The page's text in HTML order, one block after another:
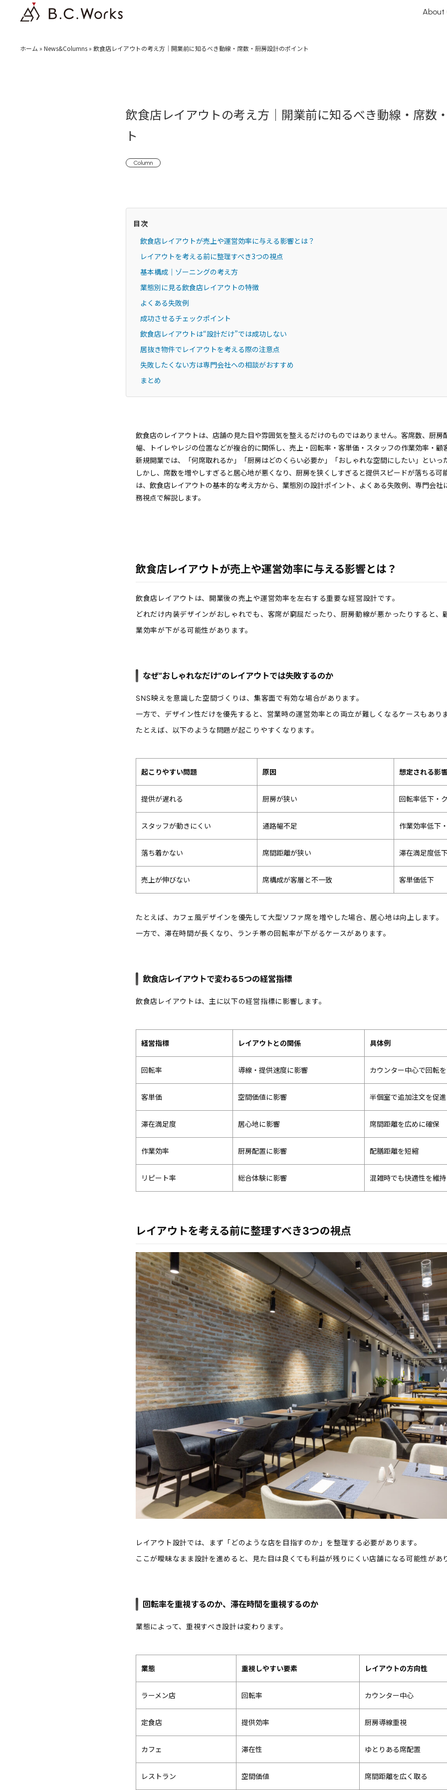
About
ホーム » News&Columns » 飲食店レイアウトの考え方｜開業前に知るべき動線・席数・厨房設計のポイント
飲食店レイアウトの考え方｜開業前に知るべき動線・席数
ト
Column
目次
飲食店レイアウトが売上や運営効率に与える影響とは？
レイアウトを考える前に整理すべき3つの視点
基本構成｜ゾーニングの考え方
業態別に見る飲食店レイアウトの特徴
よくある失敗例
成功させるチェックポイント
飲食店レイアウトは“設計だけ”では成功しない
居抜き物件でレイアウトを考える際の注意点
失敗したくない方は専門会社への相談がおすすめ
まとめ
飲食店のレイアウトは、店舗の見た目や雰囲気を整えるだけのものではありません。客席数、厨房
幅、トイレやレジの位置などが複合的に関係し、売上・回転率・客単価・スタッフの作業効率・顧
新規開業では、「何席取れるか」「厨房はどのくらい必要か」「おしゃれな空間にしたい」といっ
しかし、席数を増やしすぎると居心地が悪くなり、厨房を狭くしすぎると提供スピードが落ちる可
は、飲食店レイアウトの基本的な考え方から、業態別の設計ポイント、よくある失敗例、専門会社
務視点で解説します。
飲食店レイアウトが売上や運営効率に与える影響とは？
飲食店レイアウトは、開業後の売上や運営効率を左右する重要な経営設計です。
どれだけ内装デザインがおしゃれでも、客席が窮屈だったり、厨房動線が悪かったりすると、
業効率が下がる可能性があります。
なぜ“おしゃれなだけ”のレイアウトでは失敗するのか
SNS映えを意識した空間づくりは、集客面で有効な場合があります。
一方で、デザイン性だけを優先すると、営業時の運営効率との両立が難しくなるケースもあり
たとえば、以下のような問題が起こりやすくなります。
起こりやすい問題 原因 想定される影
提供が遅れる 厨房が狭い 回転率低下・
スタッフが動きにくい 通路幅不足 作業効率低下
落ち着かない 席間距離が狭い 滞在満足度低
売上が伸びない 席構成が客層と不一致 客単価低下
たとえば、カフェ風デザインを優先して大型ソファ席を増やした場合、居心地は向上します。
一方で、滞在時間が長くなり、ランチ帯の回転率が下がるケースがあります。
飲食店レイアウトで変わる5つの経営指標
飲食店レイアウトは、主に以下の経営指標に影響します。
経営指標 レイアウトとの関係 具体例
回転率 導線・提供速度に影響 カウンター中心で回転
客単価 空間価値に影響 半個室で追加注文を促進
滞在満足度 居心地に影響 席間距離を広めに確保
作業効率 厨房配置に影響 配膳距離を短縮
リピート率 総合体験に影響 混雑時でも快適性を維持
レイアウトを考える前に整理すべき3つの視点
レイアウト設計では、まず「どのような店を目指すのか」を整理する必要があります。
ここが曖昧なまま設計を進めると、見た目は良くても利益が残りにくい店舗になる可能性があ
回転率を重視するのか、滞在時間を重視するのか
業態によって、重視すべき設計は変わります。
業態 重視しやすい要素 レイアウトの方向性
ラーメン店 回転率 カウンター中心
定食店 提供効率 厨房導線重視
カフェ 滞在性 ゆとりある席配置
レストラン 空間価値 席間距離を広く取る